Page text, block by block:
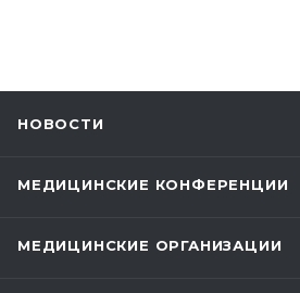
НОВОСТИ
МЕДИЦИНСКИЕ КОНФЕРЕНЦИИ
МЕДИЦИНСКИЕ ОРГАНИЗАЦИИ